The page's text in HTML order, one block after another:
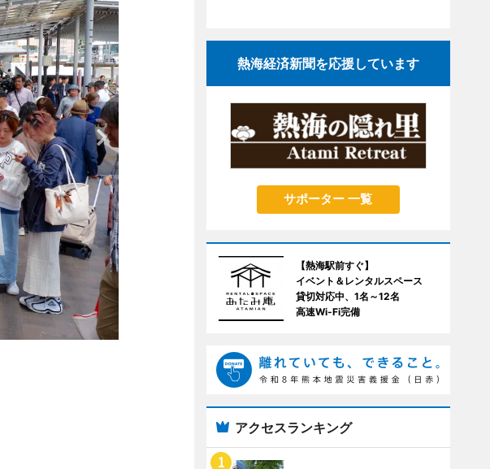
熱海経済新聞を応援しています
サポーター 一覧
【熱海駅前すぐ】
イベント＆レンタルスペース
貸切対応中、1名～12名
高速Wi-Fi完備
アクセスランキング